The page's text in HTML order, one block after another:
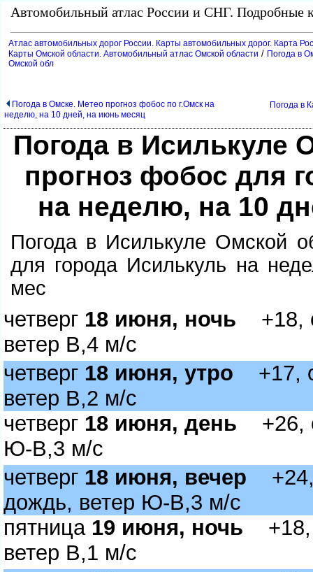
Автомобильный атлас России и СНГ. Подробные
Атлас автомобильных дорог России. Карты автомобильных дорог. Карта
Карты Омской области. Автомобильный атлас Омской области / Погода в
Омской обл
Погода в Омске. Метео прогноз фобос по г.Омск на
неделю, на 10 дней, на июнь месяц
Погода в
Погода в Исилькуле
прогноз фобос для
на неделю, на 10
Погода в Исилькуле Омской
для города Исилькуль на
мес
четвер 18 июня, ночь +18,
етер В,4 м/с
четвер 18 июня, утро +17,
етер В,2 м/с
четвер 18 июня, день +26,
Ю-В,3 м/с
четвер 18 июня, вечер +24,
дождь, ветер Ю-В,3 м/с
пятница 19 июня, ночь +18,
етер В,1 м/с